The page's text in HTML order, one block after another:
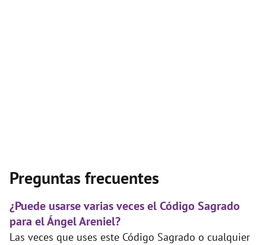
Preguntas frecuentes
¿Puede usarse varias veces el Código Sagrado
para el Ángel Areniel?
Las veces que uses este Código Sagrado o cualquier